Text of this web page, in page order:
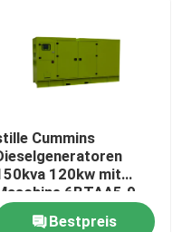
Cummins
120kw mit
6BTAA5.9-
Bestpreis